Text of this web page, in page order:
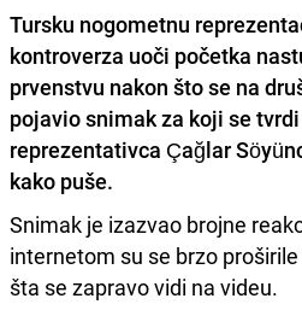
Tursku nogometnu
kontroverza uoči početka
prvenstvu nakon što se na
pojavio snimak za koji se
reprezentativca Çağlar
kako puše.
Snimak je izazvao brojne
internetom su se brzo
šta se zapravo vidi na videu.